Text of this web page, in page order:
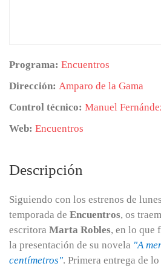
Programa: Encuentros
Dirección: Amparo de la Gama
Control técnico: Manuel
Web: Encuentros
Descripción
Siguiendo con los estrenos de
temporada de Encuentros, os
escritora Marta Robles, en lo que
la presentación de su novela "A
centímetros". Primera entrega de